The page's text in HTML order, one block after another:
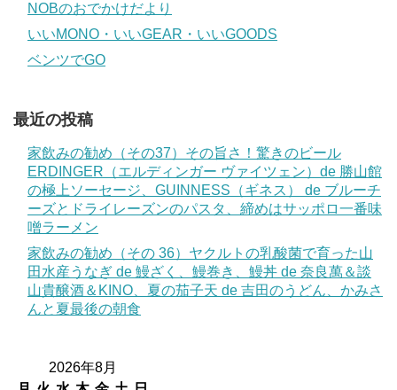
NOBのおでかけだより
いいMONO・いいGEAR・いいGOODS
ベンツでGO
最近の投稿
家飲みの勧め（その37）その旨さ！驚きのビール
ERDINGER（エルディンガー ヴァイツェン）de 勝山館
の極上ソーセージ、GUINNESS（ギネス） de ブルーチ
ーズとドライレーズンのパスタ、締めはサッポロ一番味
噌ラーメン
家飲みの勧め（その 36）ヤクルトの乳酸菌で育った山
田水産うなぎ de 鰻ざく、鰻巻き、鰻丼 de 奈良萬＆談
山貴醸酒＆KINO、夏の茄子天 de 吉田のうどん、かみさ
んと夏最後の朝食
2026年8月